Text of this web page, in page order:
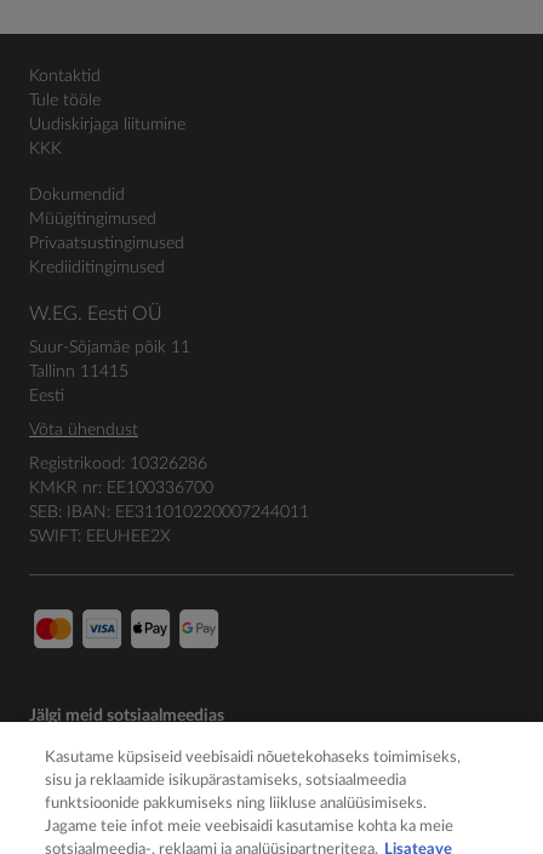
Kontaktid
Tule tööle
Uudiskirjaga liitumine
KKK
Dokumendid
Müügitingimused
Privaatsustingimused
Krediiditingimused
W.EG. Eesti OÜ
Suur-Sõjamäe põik 11
Tallinn 11415
Eesti
Võta ühendust
Registrikood: 10326286
KMKR nr: EE100336700
SEB: IBAN: EE311010220007244011
SWIFT: EEUHEE2X
Jälgi meid sotsiaalmeedias
Kasutame küpsiseid veebisaidi nõuetekohaseks toimimiseks,
sisu ja reklaamide isikupärastamiseks, sotsiaalmeedia
funktsioonide pakkumiseks ning liikluse analüüsimiseks.
Jagame teie infot meie veebisaidi kasutamise kohta ka meie
sotsiaalmeedia-, reklaami ja analüüsipartneritega. Lisateave